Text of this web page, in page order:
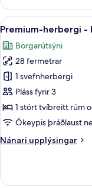
herbergi
reyklaust
borgarsýn
Skoða
allar
myndir
fyrir
Premium-
herbergi
-
borgarsýn
floor)
8
Premium-herbergi -
Borgarútsýni
28 fermetrar
1 svefnherbergi
Pláss fyrir 3
1 stórt tvíbreitt rúm
Ókeypis þráðlaust
Nánari upplýsingar
Nánari
herbergi